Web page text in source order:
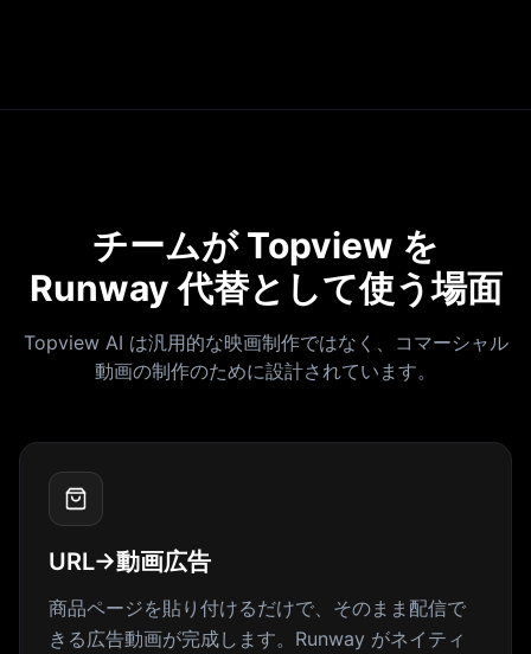
チームが Topview を
Runway 代替として使う場面
Topview AI は汎用的な映画制作ではなく、コマーシャル
動画の制作のために設計されています。
URL→動画広告
商品ページを貼り付けるだけで、そのまま配信で
きる広告動画が完成します。Runway がネイティ